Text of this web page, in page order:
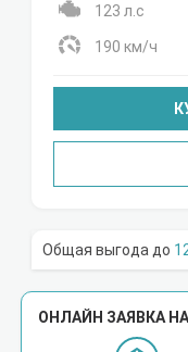
123 л.с
190 км/ч
ОНЛАЙН ЗАЯВКА